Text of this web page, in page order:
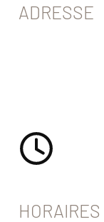
ADRESSE
HORAIRES